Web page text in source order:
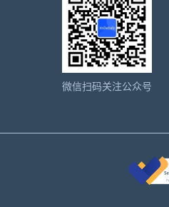
微信扫码关注公众号